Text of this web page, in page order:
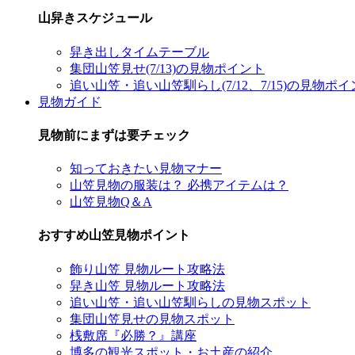
山舁きスケジュール
舁き出しタイムテーブル
集団山笠見せ(7/13)の見物ポイント
追い山笠・追い山笠馴らし(7/12、7/15)の見物ポイ
見物ガイド
見物前にまずは要チェック
知っておきたい見物マナー
山笠見物の服装は？ 必携アイテムは？
山笠見物Q＆A
おすすめ山笠見物ポイント
飾り山笠 見物ルート攻略法
舁き山笠 見物ルート攻略法
追い山笠・追い山笠馴らしの見物スポット
集団山笠見せの見物スポット
桟敷席『必勝？』講座
博多の観光スポット・お土産の紹介